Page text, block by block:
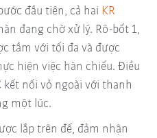
đầu tiên, cả hai KR
đang chờ xử lý. Rô-bốt 1,
tầm với tối đa và được
hiện việc hàn chiếu. Điều
kết nối vỏ ngoài với thanh
một lúc.
lắp trên đế, đảm nhận